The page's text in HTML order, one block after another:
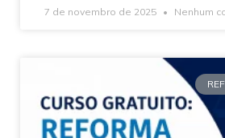
7 de novembro de 2025 Nenhum